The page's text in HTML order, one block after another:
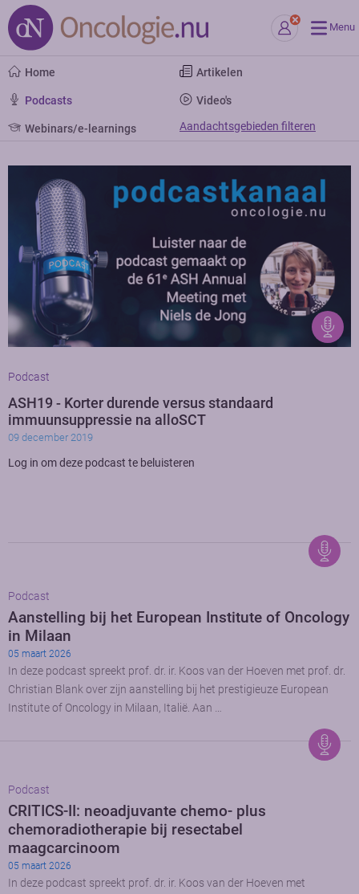
Menu
Home Artikelen
Podcasts Video's
Webinars/e-learnings Aandachtsgebieden filteren
Podcast
ASH19 - Korter durende versus standaard
immuunsuppressie na alloSCT
09 december 2019
Log in om deze podcast te beluisteren
Podcast
Aanstelling bij het European Institute of Oncology
in Milaan
05 maart 2026
In deze podcast spreekt prof. dr. ir. Koos van der Hoeven met prof. dr.
Christian Blank over zijn aanstelling bij het prestigieuze European
Institute of Oncology in Milaan, Italië. Aan …
Podcast
CRITICS-II: neoadjuvante chemo- plus
chemoradiotherapie bij resectabel
maagcarcinoom
05 maart 2026
In deze podcast spreekt prof. dr. ir. Koos van der Hoeven met